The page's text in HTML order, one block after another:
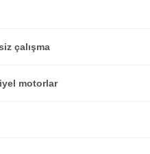
çalışma
motorlar